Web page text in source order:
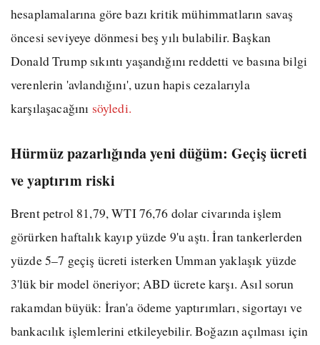
hesaplamalarına göre bazı kritik mühimmatların savaş
öncesi seviyeye dönmesi beş yılı bulabilir. Başkan
Donald Trump sıkıntı yaşandığını reddetti ve basına bilgi
verenlerin 'avlandığını', uzun hapis cezalarıyla
karşılaşacağını söyledi.
Hürmüz pazarlığında yeni düğüm: Geçiş ücreti
ve yaptırım riski
Brent petrol 81,79, WTI 76,76 dolar civarında işlem
görürken haftalık kayıp yüzde 9'u aştı. İran tankerlerden
yüzde 5–7 geçiş ücreti isterken Umman yaklaşık yüzde
3'lük bir model öneriyor; ABD ücrete karşı. Asıl sorun
rakamdan büyük: İran'a ödeme yaptırımları, sigortayı ve
bankacılık işlemlerini etkileyebilir. Boğazın açılması için